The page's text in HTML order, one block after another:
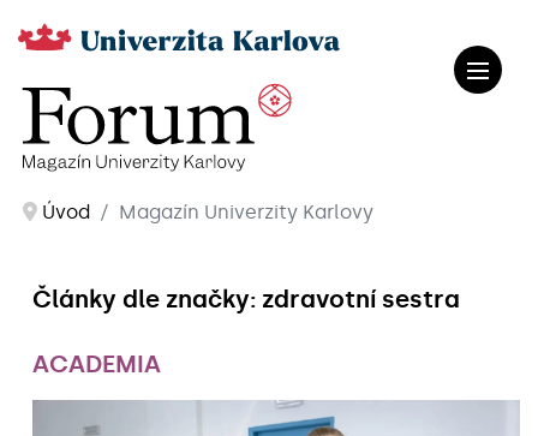
Úvod Magazín Univerzity Karlovy
Články dle značky: zdravotní sestra
ACADEMIA